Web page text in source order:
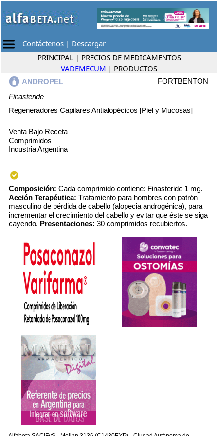
Contáctenos | Descargar
PRINCIPAL | PRECIOS DE MEDICAMENTOS
VADEMECUM | PRODUCTOS
ANDROPEL
FORTBENTON
Finasteride
Regeneradores Capilares Antialopécicos [Piel y Mucosas]
Venta Bajo Receta
Comprimidos
Industria Argentina
Composición: Cada comprimido contiene: Finasteride 1 mg.
Acción Terapéutica: Tratamiento para hombres con patrón
masculino de pérdida de cabello (alopecia androgénica), para
incrementar el crecimiento del cabello y evitar que éste se siga
cayendo. Presentaciones: 30 comprimidos recubiertos.